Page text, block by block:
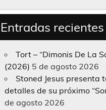
Entradas recientes
Tort – “Dimonis De La
(2026) 5 de agosto 2026
Stoned Jesus presenta
detalles de su próximo
de agosto 2026